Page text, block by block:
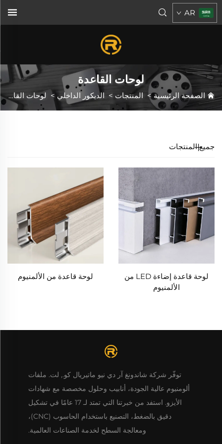
AR
لوحات القاعدة
الصفحة الرئيسية> المنتجات > الديكور الداخلي > لوحات القاعدة
جميع المنتجات
لوحة قاعدة إضاءة LED من
الألمنيوم
لوحة قاعدة من الألمنيوم
توفّر شركة شاندونغ آر دي نيو ماتيريال كو., لت. ملفات
ألومنيوم عالية الجودة، أنابيب وحلول مخصصة مع شهادات
الأيزو. استفد من خبرتنا التي تمتد لـ 17 عامًا في تشكيل
دقيق بالضغط، التصنيع باستخدام الحاسوب (CNC)،
ومعالجة السطح لخدمة الصناعات العالمية.